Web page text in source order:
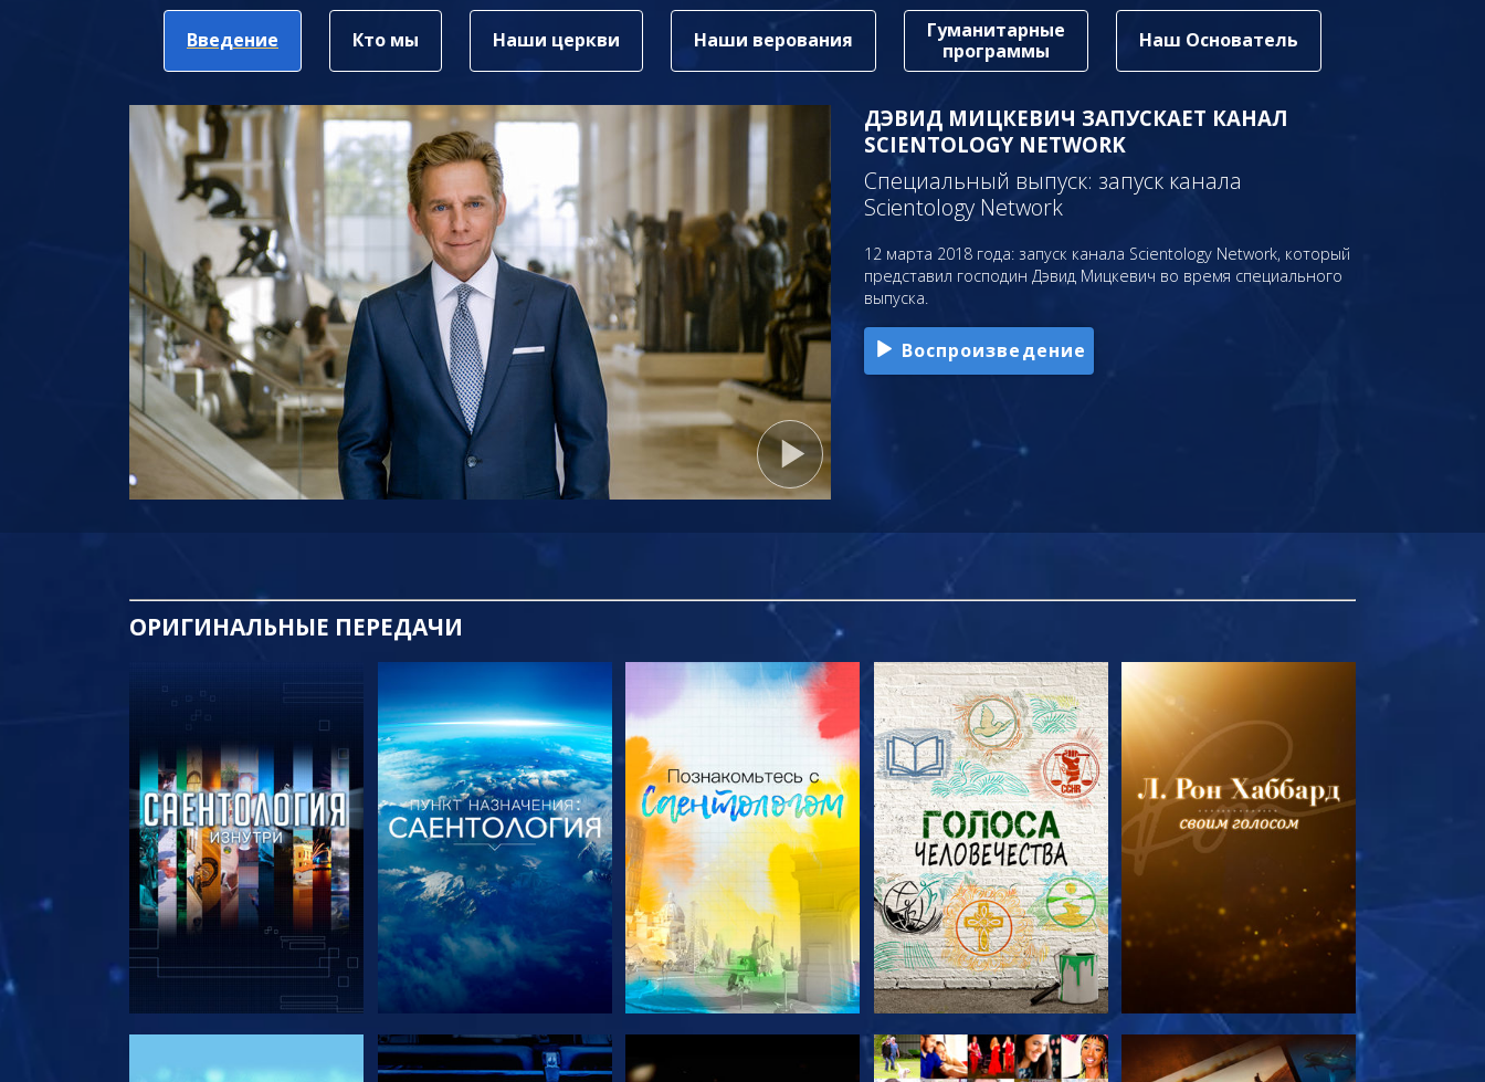
Введение Кто мы Наши церкви Наши верования
Гуманитарные
программы
Наш Основатель
ДЭВИД МИЦКЕВИЧ ЗАПУСКАЕТ КАНАЛ
SCIENTOLOGY NETWORK
Специальный выпуск: запуск канала
Scientology Network
12 марта 2018 года: запуск канала Scientology Network, который
представил господин Дэвид Мицкевич во время специального
выпуска.
Воспроизведение
ОРИГИНАЛЬНЫЕ ПЕРЕДАЧИ